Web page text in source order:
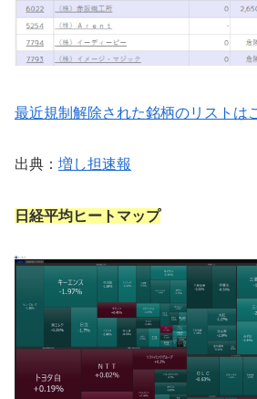
最近規制解除された銘柄のリストは
出典： 増し担速報
日経平均ヒートマップ